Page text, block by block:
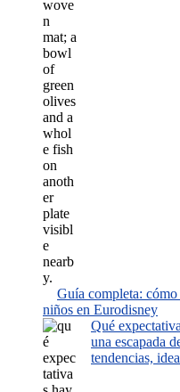
Guía completa: cómo
niños en Eurodisney
Qué
una escapada
tendencias,